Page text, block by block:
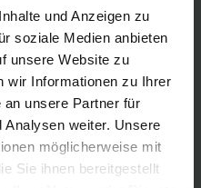
und Anzeigen zu
soziale Medien anbieten
unsere Website zu
wir Informationen zu Ihrer
an unsere Partner für
Analysen weiter. Unsere
möglicherweise mit
Sie ihnen bereitgestellt